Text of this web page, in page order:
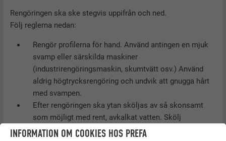
Rengöringen ska ske stegvis uppifrån och ned.
Följ reglerna nedan:
Rengör profilerna för hand. Använd antingen en mjuk
svamp eller särskilda maskiner
(industrirengöringsmaskin, skumtvätt osv.) Använd
aldrig högtrycksrengöring och undvik att gnugga hårt
med svampen.
Efter rengöringen ska ytan sköljas av så skonsamt
som möjligt med rent, avkalkat vatten. Skölj
systematiskt och noggrant uppifrån och ned.
INFORMATION OM COOKIES HOS PREFA